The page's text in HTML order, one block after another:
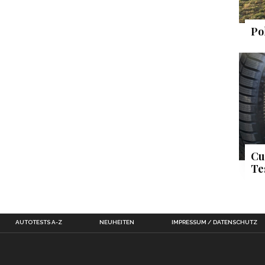
AUTOTESTS A-Z NEUHEITEN IMPRESSUM / DATENSCHUTZ